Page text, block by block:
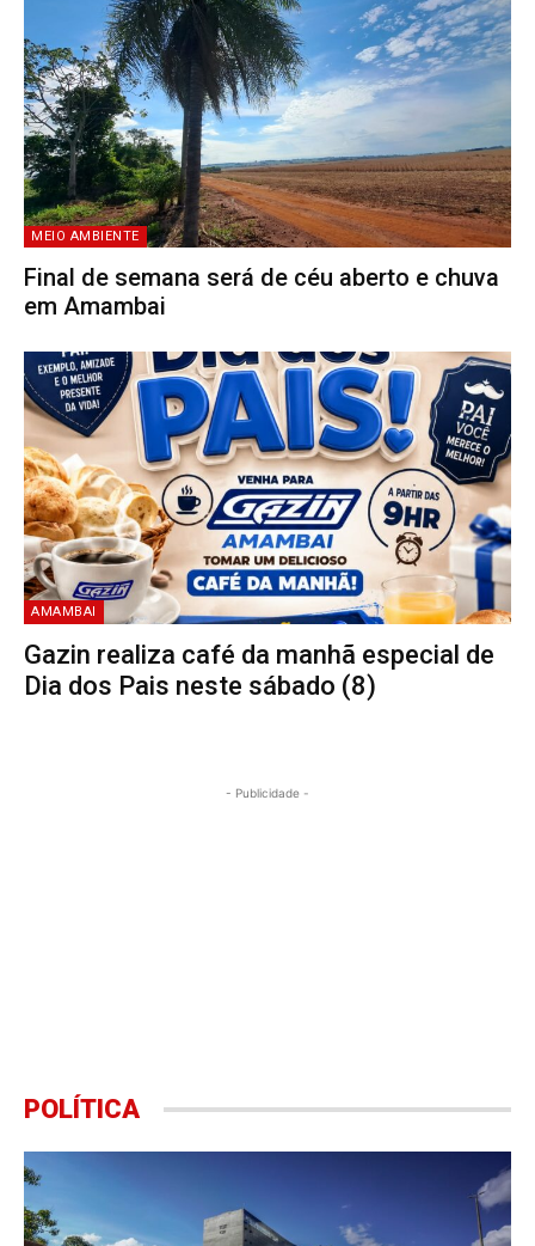
MEIO AMBIENTE
Final de semana será de céu aberto e chuva
em Amambai
AMAMBAI
Gazin realiza café da manhã especial de
Dia dos Pais neste sábado (8)
- Publicidade -
POLÍTICA